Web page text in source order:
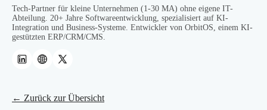
Tech-Partner für kleine Unternehmen (1-30 MA) ohne eigene IT-
Abteilung. 20+ Jahre Softwareentwicklung, spezialisiert auf KI-
Integration und Business-Systeme. Entwickler von OrbitOS, einem KI-
gestützten ERP/CRM/CMS.
← Zurück zur Übersicht